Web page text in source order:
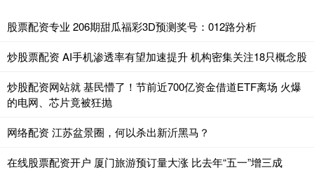
股票配资专业 206期甜瓜福彩3D预测奖号：012路分析
炒股票配资 AI手机渗透率有望加速提升 机构密集关注18只概念股
炒股配资网站就 基民懵了！节前近700亿资金借道ETF离场 火爆
的电网、芯片竟被狂抛
网络配资 江苏盆景圈，何以杀出新沂黑马？
在线股票配资开户 厦门旅游预订量大涨 比去年“五一”增三成